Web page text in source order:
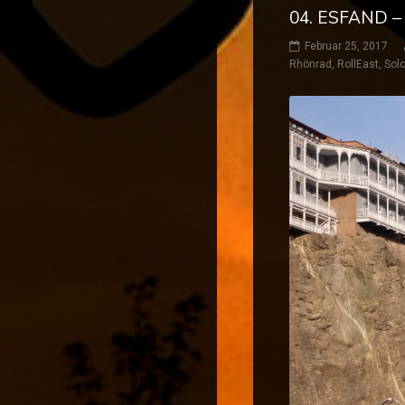
04. ESFAND
Februar 25, 2017
Rhönrad
RollEast